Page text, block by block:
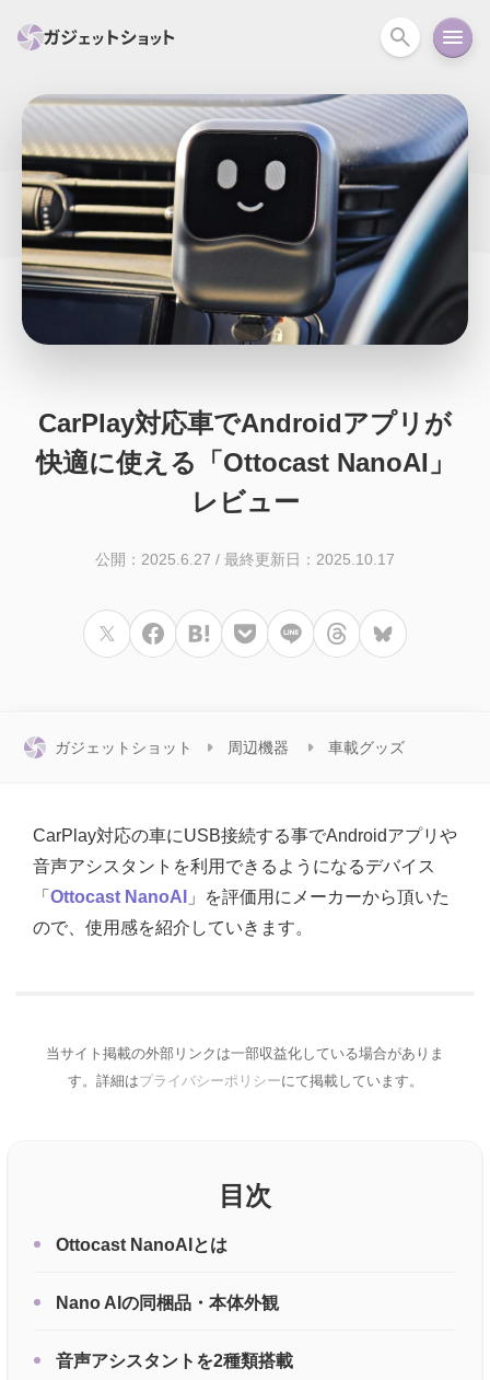
すべて スマホ PC関連 カメラ ウェア
セール情報 スマートホーム アクションカメラ カメラ
回線 iPhone iPad Android コラム
ニュース オーディオ 周辺機器
CarPlay対応車でAndroidアプリが
快適に使える「Ottocast NanoAI」
レビュー
公開：2025.6.27 / 最終更新日：2025.10.17
ガジェットショット 周辺機器 車載グッズ
CarPlay対応の車にUSB接続する事でAndroidアプリや
音声アシスタントを利用できるようになるデバイス
「 Ottocast NanoAI
」を評価用にメーカーから頂いた
ので、使用感を紹介していきます。
当サイト掲載の外部リンクは一部収益化している場合がありま
す。詳細はプライバシーポリシーにて掲載しています。
目次
Ottocast NanoAIとは
Nano AIの同梱品・本体外観
音声アシスタントを2種類搭載